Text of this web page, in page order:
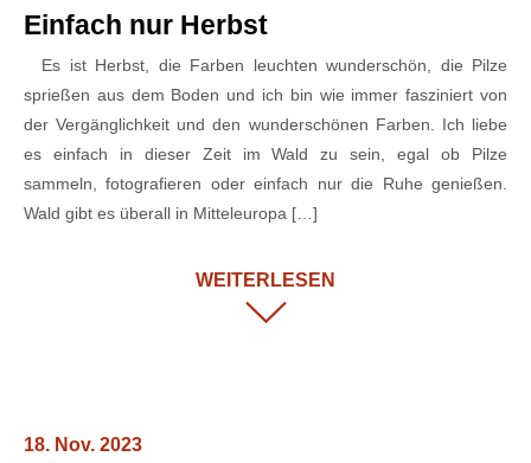
Einfach nur Herbst
Es ist Herbst, die Farben leuchten wunderschön, die Pilze
sprießen aus dem Boden und ich bin wie immer fasziniert von
der Vergänglichkeit und den wunderschönen Farben. Ich liebe
es einfach in dieser Zeit im Wald zu sein, egal ob Pilze
sammeln, fotografieren oder einfach nur die Ruhe genießen.
Wald gibt es überall in Mitteleuropa […]
WEITERLESEN
18. Nov. 2023